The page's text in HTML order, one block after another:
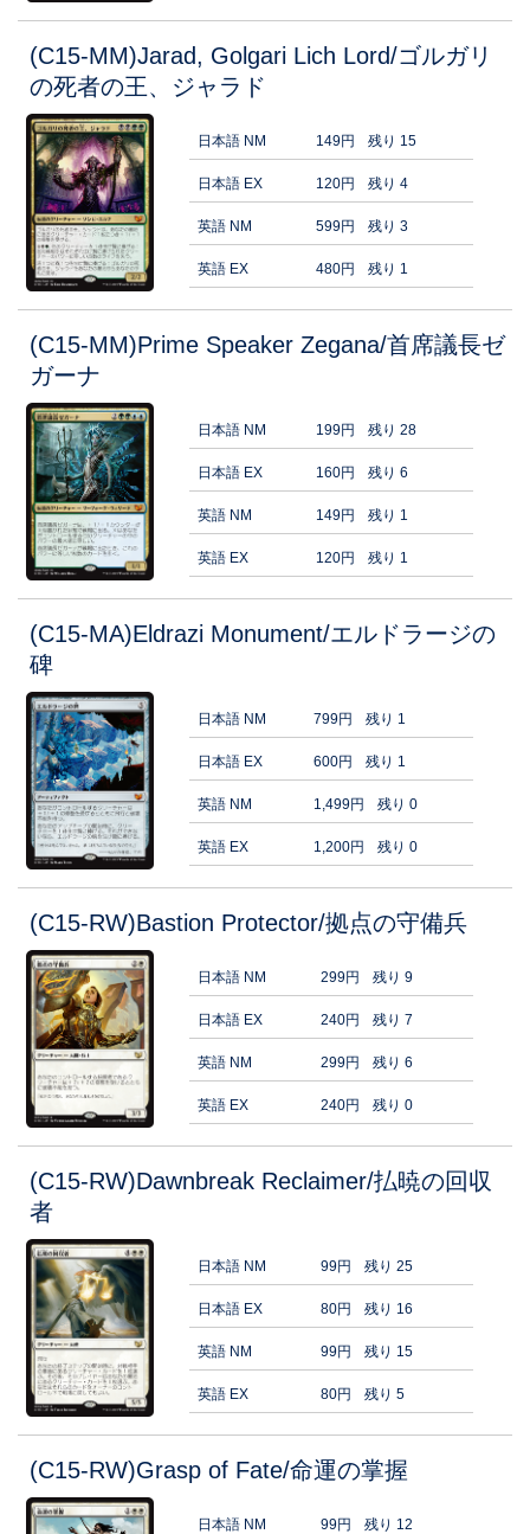
(C15-MM)Jarad, Golgari Lich Lord/ゴルガリ
の死者の王、ジャラド
日本語 NM 149円 残り 15
日本語 EX 120円 残り 4
英語 NM 599円 残り 3
英語 EX 480円 残り 1
(C15-MM)Prime Speaker Zegana/首席議長ゼ
ガーナ
日本語 NM 199円 残り 28
日本語 EX 160円 残り 6
英語 NM 149円 残り 1
英語 EX 120円 残り 1
(C15-MA)Eldrazi Monument/エルドラージの
碑
日本語 NM 799円 残り 1
日本語 EX 600円 残り 1
英語 NM 1,499円 残り 0
英語 EX 1,200円 残り 0
(C15-RW)Bastion Protector/拠点の守備兵
日本語 NM 299円 残り 9
日本語 EX 240円 残り 7
英語 NM 299円 残り 6
英語 EX 240円 残り 0
(C15-RW)Dawnbreak Reclaimer/払暁の回収
者
日本語 NM 99円 残り 25
日本語 EX 80円 残り 16
英語 NM 99円 残り 15
英語 EX 80円 残り 5
(C15-RW)Grasp of Fate/命運の掌握
日本語 NM 99円 残り 12